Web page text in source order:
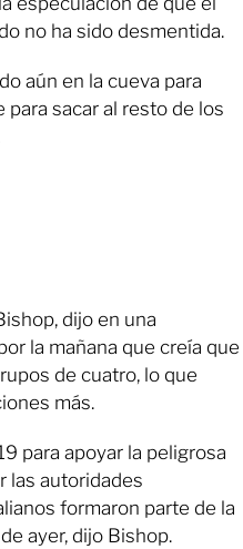
no ha sido desmentida.
aún en la cueva para
sacar al resto de los
dijo en una
la mañana que creía que
de cuatro, lo que
más.
para apoyar la peligrosa
las autoridades
formaron parte de la
ayer, dijo Bishop.